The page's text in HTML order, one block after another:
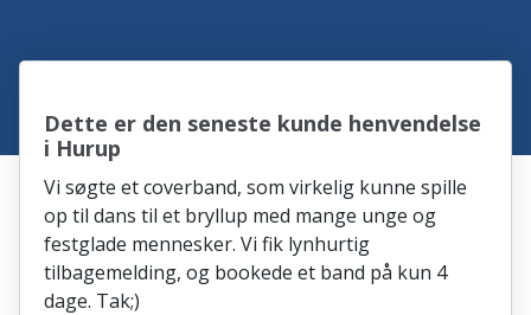
Dette er den seneste kunde henvendelse
i Hurup
Vi søgte et coverband, som virkelig kunne spille
op til dans til et bryllup med mange unge og
festglade mennesker. Vi fik lynhurtig
tilbagemelding, og bookede et band på kun 4
dage. Tak;)